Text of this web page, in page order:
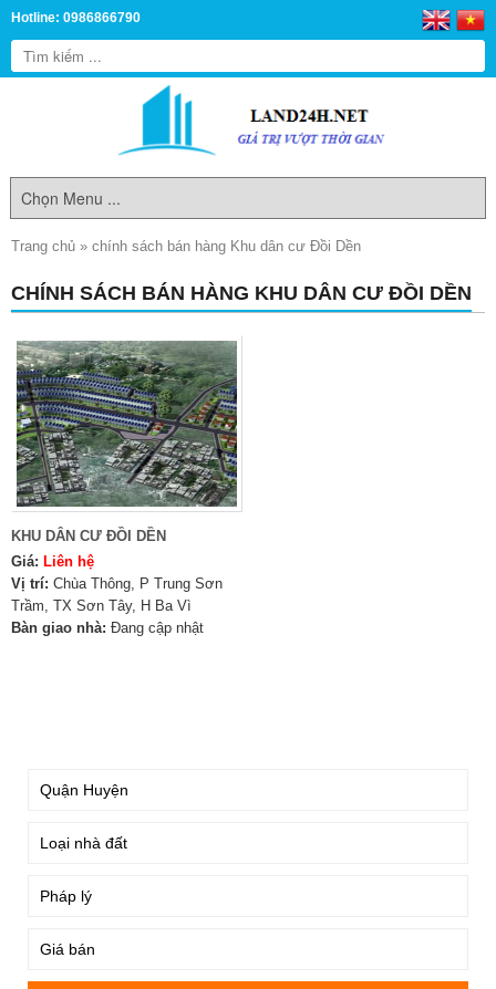
Hotline: 0986866790
Trang chủ » chính sách bán hàng Khu dân cư Đồi Dền
CHÍNH SÁCH BÁN HÀNG KHU DÂN CƯ ĐỒI DỀN
KHU DÂN CƯ ĐỒI DỀN
Giá: Liên hệ
Vị trí: Chùa Thông, P Trung Sơn
Trầm, TX Sơn Tây, H Ba Vì
Bàn giao nhà: Đang cập nhật